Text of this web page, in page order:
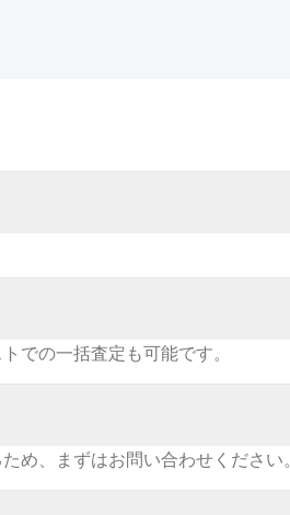
での一括査定も可能です。
め、まずはお問い合わせください。